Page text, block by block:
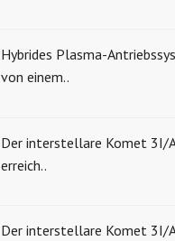
Hybrides Plasma-
von einem..
Der interstellare Komet 3I/
erreich..
Der interstellare Komet 3I/